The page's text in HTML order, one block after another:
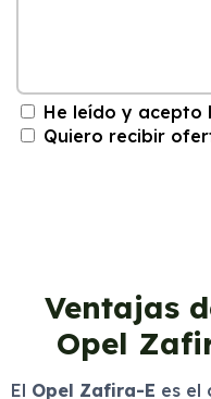
He leído y acepto
Quiero recibir
Ventajas
Opel
El Opel Zafira-E es el